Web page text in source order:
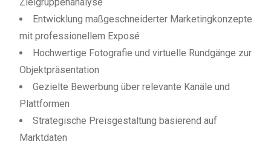
Entwicklung maßgeschneiderter Marketingkonzepte
mit professionellem Exposé
Hochwertige Fotografie und virtuelle Rundgänge zur
Objektpräsentation
Gezielte Bewerbung über relevante Kanäle und
Plattformen
Strategische Preisgestaltung basierend auf
Marktdaten